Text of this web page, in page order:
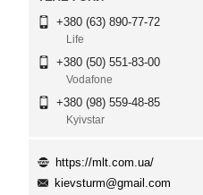
+380 (63) 890-77-72
Life
+380 (50) 551-83-00
Vodafone
+380 (98) 559-48-85
Kyivstar
https://mlt.com.ua/
kievsturm@gmail.com